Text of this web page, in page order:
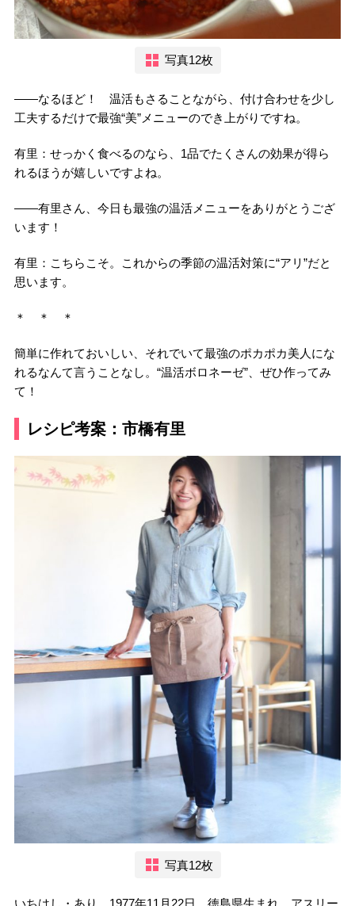
写真12枚
――なるほど！ 温活もさることながら、付け合わせを少し
工夫するだけで最強“美”メニューのでき上がりですね。
有里：せっかく食べるのなら、1品でたくさんの効果が得ら
れるほうが嬉しいですよね。
――有里さん、今日も最強の温活メニューをありがとうござ
います！
有里：こちらこそ。これからの季節の温活対策に“アリ”だと
思います。
＊ ＊ ＊
簡単に作れておいしい、それでいて最強のポカポカ美人にな
れるなんて言うことなし。“温活ボロネーゼ”、ぜひ作ってみ
て！
レシピ考案：市橋有里
写真12枚